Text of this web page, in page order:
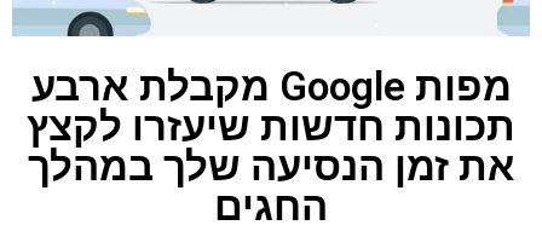
מפות Google מקבלת ארבע
תכונות חדשות שיעזרו לקצץ
את זמן הנסיעה שלך במהלך
החגים